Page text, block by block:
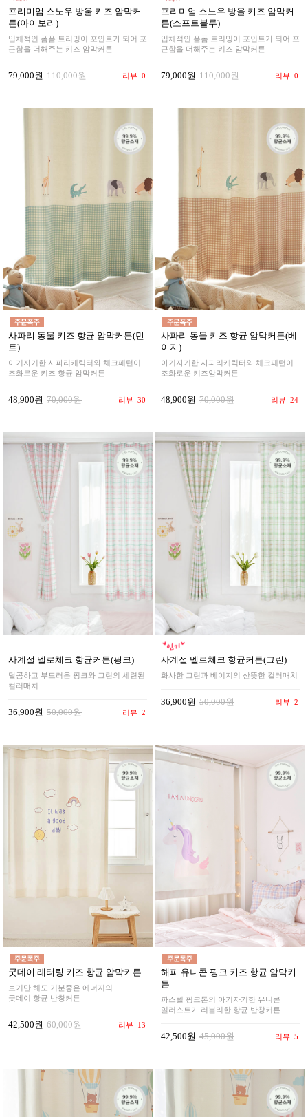
프리미엄 스노우 방울 키즈 암막커
튼(아이보리)
입체적인 폼폼 트리밍이 포인트가 되어 포
근함을 더해주는 키즈 암막커튼
79,000원 110,000원 리뷰 0
프리미엄 스노우 방울 키즈 암막커
튼(소프트블루)
입체적인 폼폼 트리밍이 포인트가 되어 포
근함을 더해주는 키즈 암막커튼
79,000원 110,000원 리뷰 0
사파리 동물 키즈 항균 암막커튼(민
트)
아기자기한 사파리캐릭터와 체크패턴이
조화로운 키즈 항균 암막커튼
48,900원 70,000원 리뷰 30
사파리 동물 키즈 항균 암막커튼(베
이지)
아기자기한 사파리캐릭터와 체크패턴이
조화로운 키즈암막커튼
48,900원 70,000원 리뷰 24
사계절 멜로체크 항균커튼(핑크)
달콤하고 부드러운 핑크와 그린의 세련된
컬러매치
36,900원 50,000원 리뷰 2
사계절 멜로체크 항균커튼(그린)
화사한 그린과 베이지의 산뜻한 컬러매치
36,900원 50,000원 리뷰 2
굿데이 레터링 키즈 항균 암막커튼
보기만 해도 기분좋은 에너지의
굿데이 항균 반창커튼
42,500원 60,000원 리뷰 13
해피 유니콘 핑크 키즈 항균 암막커
튼
파스텔 핑크톤의 아기자기한 유니콘
일러스트가 러블리한 항균 반창커튼
42,500원 45,000원 리뷰 5